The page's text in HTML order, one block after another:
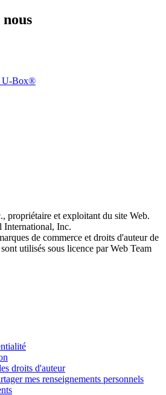
U-Box®
propriétaire et exploitant du site Web.
International, Inc.
de commerce et droits d'auteur de
utilisés sous licence par Web Team
droits d'auteur
mes renseignements personnels